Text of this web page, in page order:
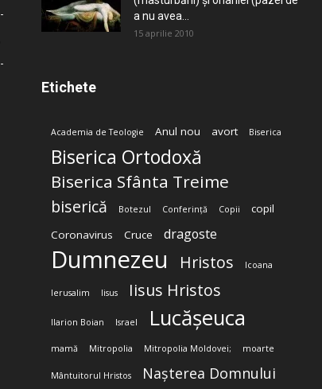
a nu avea...
15 aprilie 2010
Etichete
Academia de Teologie Anul nou avort Biserica
Biserica Ortodoxă
Biserica Sfânta Treime
biserică Botezul Conferință Copii
copil
Coronavirus
Cruce dragoste
Dumnezeu Hristos Icoana
Ierusalim Iisus Iisus Hristos
Ilarion Boian Israel Lucășeuca
mamă Mitropolia Mitropolia Moldovei; moarte
Mântuitorul Hristos Nașterea Domnului